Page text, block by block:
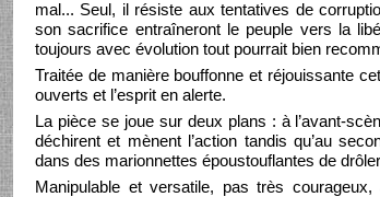
mal... Seul, il résiste aux tentatives de
son sacrifice entraîneront le peuple vers la
toujours avec évolution tout pourrait bien
Traitée de manière bouffonne et réjouissante
ouverts et l’esprit en alerte.
La pièce se joue sur deux plans : à l’avant-
déchirent et mènent l’action tandis qu’au
dans des marionnettes époustouflantes de
Manipulable et versatile, pas très